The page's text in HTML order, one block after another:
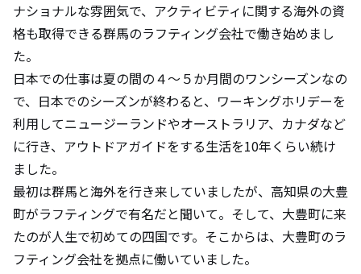
ナショナルな雰囲気で、アクティビティに関する海外の資
格も取得できる群馬のラフティング会社で働き始めまし
た。
日本での仕事は夏の間の４～５か月間のワンシーズンなの
で、日本でのシーズンが終わると、ワーキングホリデーを
利用してニュージーランドやオーストラリア、カナダなど
に行き、アウトドアガイドをする生活を10年くらい続け
ました。
最初は群馬と海外を行き来していましたが、高知県の大豊
町がラフティングで有名だと聞いて。そして、大豊町に来
たのが人生で初めての四国です。そこからは、大豊町のラ
フティング会社を拠点に働いていました。